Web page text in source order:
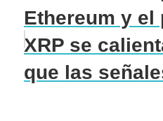
Ethereum y
XRP se
que las